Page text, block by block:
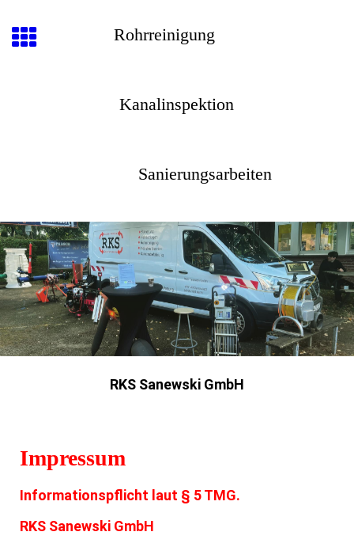
Rohrreinigung
Kanalinspektion
Sanierungsarbeiten
RKS Sanewski GmbH
Impressum
Informationspflicht laut § 5 TMG.
RKS Sanewski GmbH